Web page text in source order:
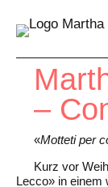
–
«Motteti per
Kurz vor
Lecco» in einem